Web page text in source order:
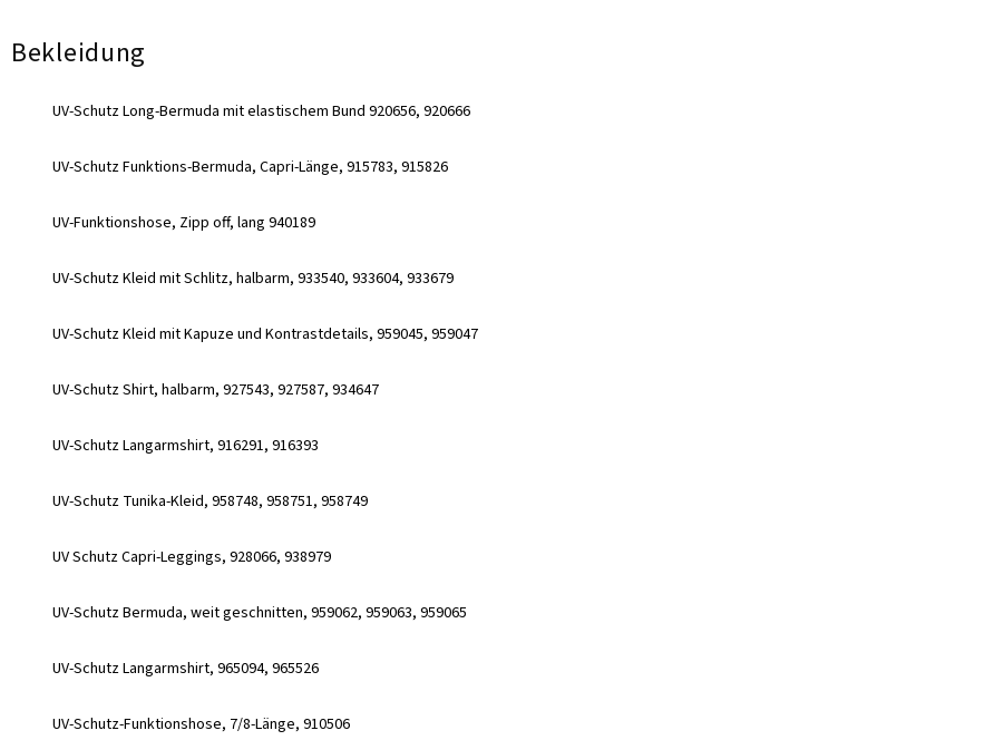
Bekleidung
UV-Schutz Long-Bermuda mit elastischem Bund 920656, 920666
UV-Schutz Funktions-Bermuda, Capri-Länge, 915783, 915826
UV-Funktionshose, Zipp off, lang 940189
UV-Schutz Kleid mit Schlitz, halbarm, 933540, 933604, 933679
UV-Schutz Kleid mit Kapuze und Kontrastdetails, 959045, 959047
UV-Schutz Shirt, halbarm, 927543, 927587, 934647
UV-Schutz Langarmshirt, 916291, 916393
UV-Schutz Tunika-Kleid, 958748, 958751, 958749
UV Schutz Capri-Leggings, 928066, 938979
UV-Schutz Bermuda, weit geschnitten, 959062, 959063, 959065
UV-Schutz Langarmshirt, 965094, 965526
UV-Schutz-Funktionshose, 7/8-Länge, 910506